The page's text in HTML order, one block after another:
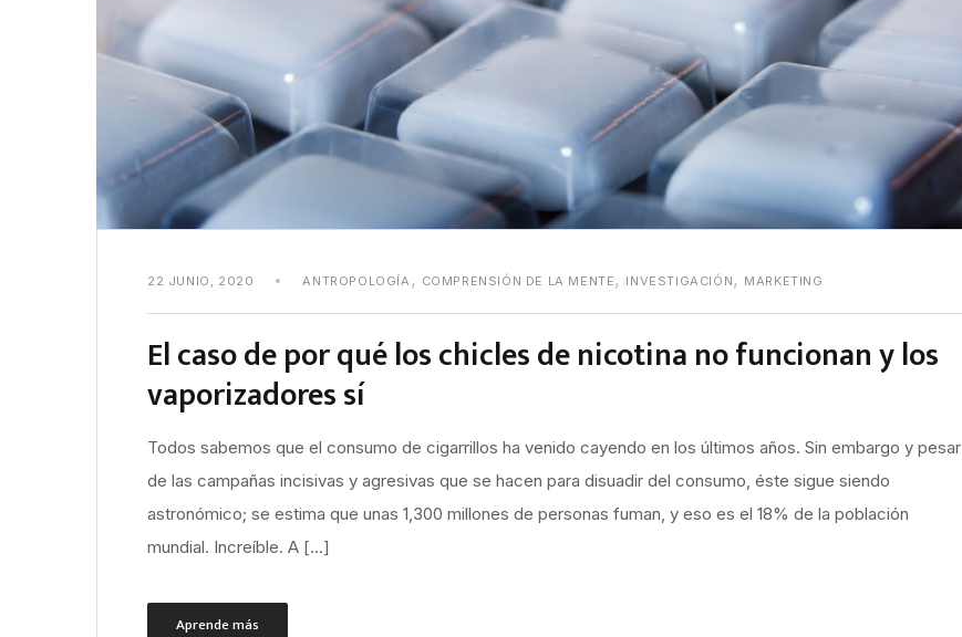
22 JUNIO, 2020 ANTROPOLOGÍA , COMPRENSIÓN DE LA MENTE, INVESTIGACIÓN, MARKETING
El caso de por qué los chicles de nicotina no funcionan y los
vaporizadores sí
Todos sabemos que el consumo de cigarrillos ha venido cayendo en los últimos años. Sin embargo y pesar
de las campañas incisivas y agresivas que se hacen para disuadir del consumo, éste sigue siendo
astronómico; se estima que unas 1,300 millones de personas fuman, y eso es el 18% de la población
mundial. Increíble. A […]
Aprende más